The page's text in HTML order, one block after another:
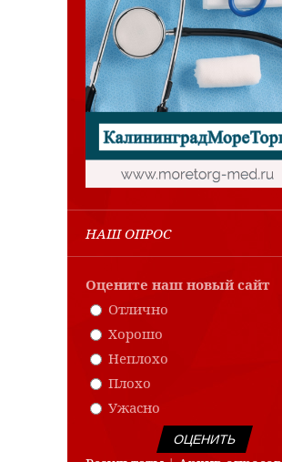
НАШ ОПРОС
Оцените наш новый сайт
Отлично
Хорошо
Неплохо
Плохо
Ужасно